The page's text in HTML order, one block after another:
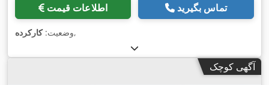
اطلاعات قیمت تماس بگیرید
وضعیت:کارکرده ,
آگهی کوچک